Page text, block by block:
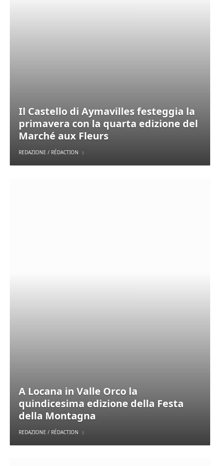
Il Castello di Aymavilles festeggia la
primavera con la quarta edizione del
Marché aux Fleurs
REDAZIONE / RÉDACTION
A Locana in Valle Orco la
quindicesima edizione della Festa
della Montagna
REDAZIONE / RÉDACTION